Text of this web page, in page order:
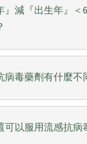
減『出生年』＜6
病毒藥劑有什麼不
可以服用流感抗病